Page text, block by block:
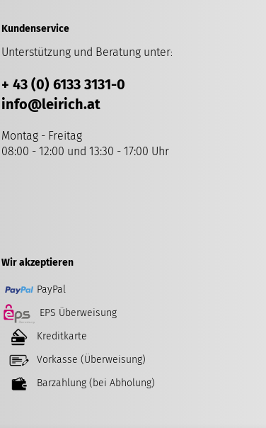
Kundenservice
Unterstützung und Beratung unter:
+ 43 (0) 6133 3131-0
info@leirich.at
Montag - Freitag
08:00 - 12:00 und 13:30 - 17:00 Uhr
Wir akzeptieren
PayPal
EPS Überweisung
Kreditkarte
Vorkasse (Überweisung)
Barzahlung (bei Abholung)